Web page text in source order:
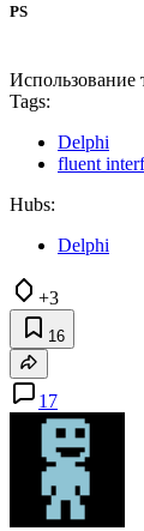
PS
Использование
Tags:
Delphi
fluent
Hubs:
Delphi
+3
16
17